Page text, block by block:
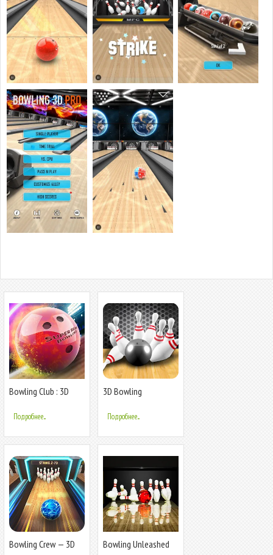
Bowling Club : 3D
Подробнее...
3D Bowling
Подробнее...
Bowling Crew — 3D
Bowling Unleashed